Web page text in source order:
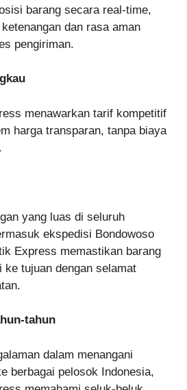
barang secara real-time,
dan rasa aman
pengiriman.
menawarkan tarif kompetitif
harga transparan, tanpa biaya
yang luas di seluruh
ekspedisi Bondowoso
Express memastikan barang
ke tujuan dengan selamat
tahun
dalam menangani
berbagai pelosok Indonesia,